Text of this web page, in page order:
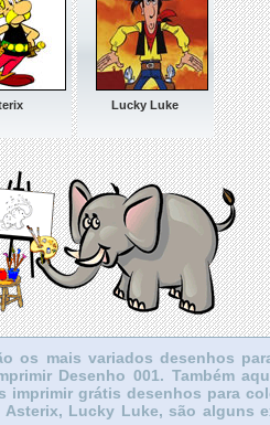
Lucky Luke
os mais variados desenhos
Desenho 001. Também
imprimir grátis desenhos para
Lucky Luke, são alguns